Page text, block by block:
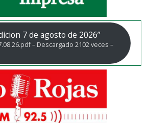
7 de agosto de 2026”
– Descargado 2102 veces –